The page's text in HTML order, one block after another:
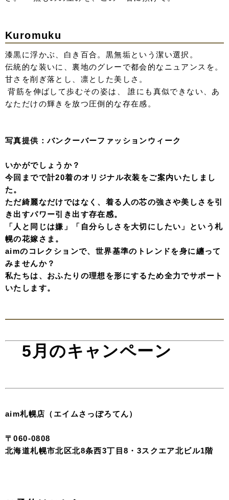
繊細な織りで表現されたジャガードの立体感とキラキラと
重なり合う素材が生み出す奥行きと、無垢な白の中に宿
る、揺るぎない芯の強さと、大人の余裕を感じて。
tulle hood white solid
混じりけのない白に、同色の刺繍を重ねることで生まれる
立体的な表情。
と、白の層が織りなす、圧倒的な透明感と気品。
また、フードを被るとまるで洋風の綿帽子のような幻想的
なシルエットに。
クラシカルでいてモダンなニュアンスを加えます。
伝統を重んじながらも、どこか都会的でクリーンな空気を
纏う絶妙なフォルムが時代を超えて愛される一着に。
Kintsugi color uchikake
傷ついた場所さえ、美しさへと変えて。
伝統技法「金継ぎ」で、継ぎ目を“新たな美しさに変換。
空のような青と白のグラデーションに、 大胆に走る金の
ラインが、繊細さを描き出す。
Kuromuku
背筋を伸ばして歩むその姿は、 誰にも真似できない、あ
なただけの輝きを放つ圧倒的な存在感。